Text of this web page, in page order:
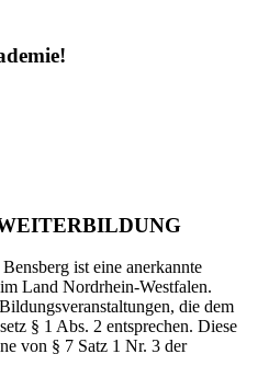
ist eine anerkannte
Land Nordrhein-Westfalen.
die dem
§ 1 Abs. 2 entsprechen. Diese
von § 7 Satz 1 Nr. 3 der